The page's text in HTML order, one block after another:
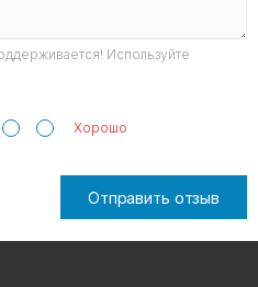
Используйте
Хорошо
Отправить отзыв